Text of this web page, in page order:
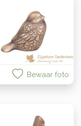
Bewaar foto